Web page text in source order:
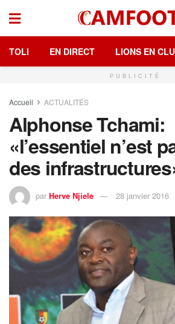
TOLI EN DIRECT LIONS EN
PUBLICITÉ
Accueil ACTUALITÉS
Alphonse Tchami:
«l’essentiel n’est
des
par Herve Njiele 28 janvier 2016